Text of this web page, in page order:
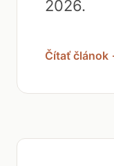
2026.
Čítať článok